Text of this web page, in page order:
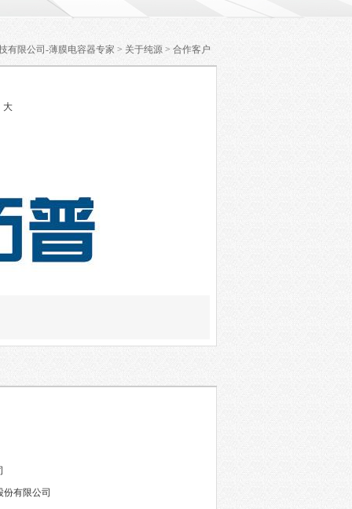
有限公司-薄膜电容器专家 > 关于纯源 > 合作客户
大
有限公司